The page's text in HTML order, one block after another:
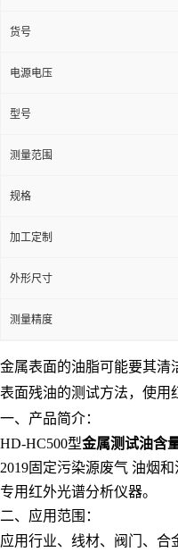
货号
电源电压
型号
测量范围
规格
加工定制
外形尺寸
测量精度
金属表面的油脂可能要其清
表面残油的测试方法，使用
一、产品简介：
HD-HC500型金属测试油含
2019固定污染源废气 油烟
专用红外光谱分析仪器。
二、应用范围：
应用行业、线材、阀门、